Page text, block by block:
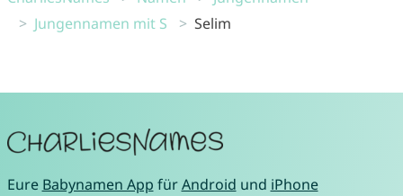
Jungennamen mit S
Selim
Eure Babynamen App fürAndroid und iPhone